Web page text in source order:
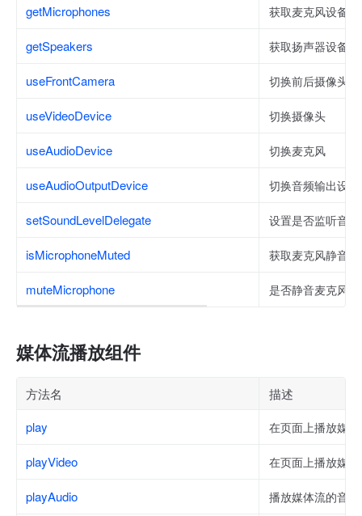
getMicrophones 获取麦克风设备
getSpeakers 获取扬声器设备
useFrontCamera 切换前后摄像头
useVideoDevice 切换摄像头
useAudioDevice 切换麦克风
useAudioOutputDevice 切换音频输出设
setSoundLevelDelegate 设置是否监听音
isMicrophoneMuted 获取麦克风静音
muteMicrophone 是否静音麦克风
媒体流播放组件
方法名
描述
play
在页面上播放媒
playVideo 在页面上播放媒
playAudio 播放媒体流的音